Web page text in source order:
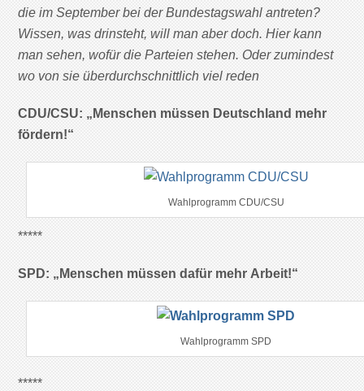
die im September bei der Bundestagswahl antreten?
Wissen, was drinsteht, will man aber doch. Hier kann
man sehen, wofür die Parteien stehen. Oder zumindest
wo von sie überdurchschnittlich viel reden
CDU/CSU: „Menschen müssen Deutschland mehr
fördern!“
Wahlprogramm CDU/CSU
*****
SPD: „Menschen müssen dafür mehr Arbeit!“
Wahlprogramm SPD
*****